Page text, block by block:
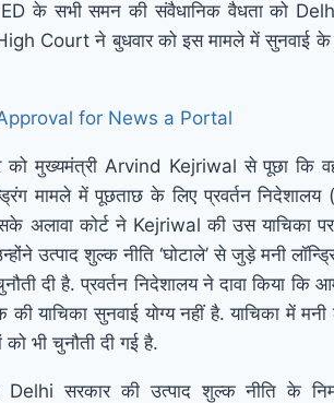
के सभी समन की संवैधानिक वैधता को
Court ने बुधवार को इस मामले में सुनवाई के
मुख्यमंत्री Arvind Kejriwal से पूछा कि
मामले में पूछताछ के लिए प्रवर्तन
अलावा कोर्ट ने Kejriwal की उस याचिका पर
उत्पाद शुल्क नीति ‘घोटाले’ से जुड़े मनी
दी है. प्रवर्तन निदेशालय ने दावा किया कि
की याचिका सुनवाई योग्य नहीं है. याचिका में मनी
भी चुनौती दी गई है.
सरकार की उत्पाद शुल्क नीति के